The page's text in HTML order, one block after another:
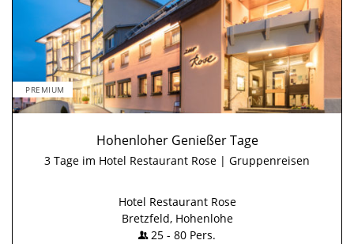
PREMIUM
Hohenloher Genießer Tage
3 Tage im Hotel Restaurant Rose | Gruppenreisen
Hotel Restaurant Rose
Bretzfeld, Hohenlohe
25 - 80 Pers.